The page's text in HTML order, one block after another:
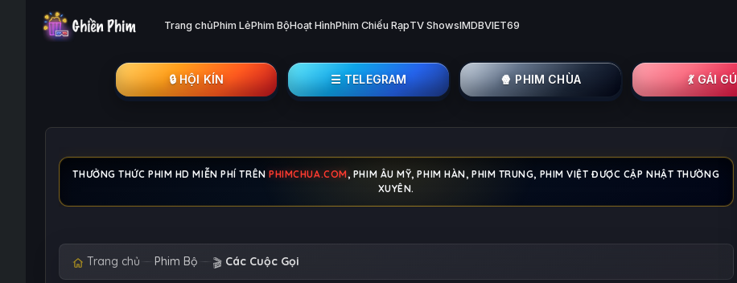
Trang chủPhim LẻPhim BộHoạt HìnhPhim Chiếu RạpTV ShowsIMDBVIET69
🔒︎ HỘI KÍN ☰ TELEGRAM 🍿 PHIM CHÙA 💃 GÁI GÚ
THƯỞNG THỨC PHIM HD MIỄN PHÍ TRÊNPHIMCHUA.COM, PHIM ÂU MỸ, PHIM HÀN, PHIM TRUNG, PHIM VIỆT ĐƯỢC CẬP NHẬT THƯỜNG
XUYÊN.
Trang chủ Phim Bộ 🎬 Các Cuộc Gọi